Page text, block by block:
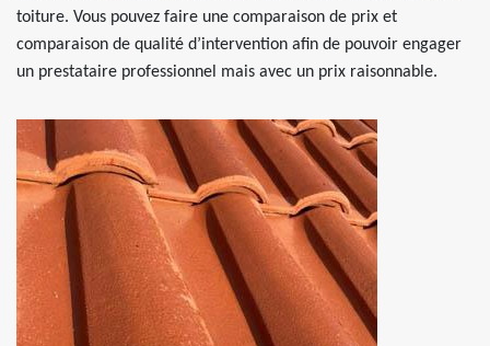
toiture. Vous pouvez faire une comparaison de prix et
comparaison de qualité d’intervention afin de pouvoir engager
un prestataire professionnel mais avec un prix raisonnable.